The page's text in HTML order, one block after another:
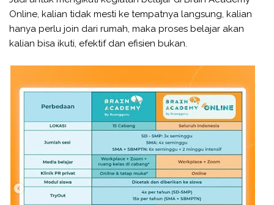
Online, kalian tidak mesti ke tempatnya langsung, kalian
hanya perlu join dari rumah, maka proses belajar akan
kalian bisa ikuti, efektif dan efisien bukan.